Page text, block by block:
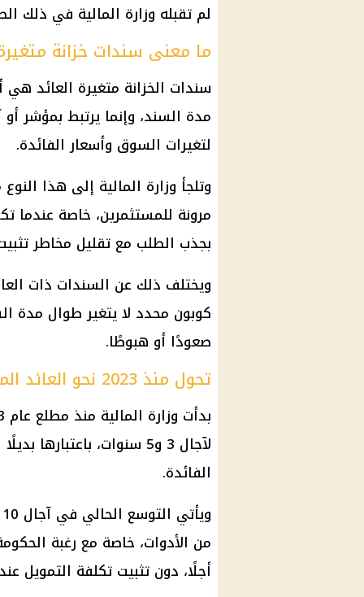
لم تقبله وزارة المالية في ذلك
ما معنى سندات خزانة
سندات الخزانة متغيرة العائد
مدة السند، وإنما يرتبط بمؤشر أو
لتغيرات السوق وأسعار الفائدة.
وتلجأ وزارة المالية إلى هذا
مرونة للمستثمرين، خاصة عندما
بجذب الطلب مع تقليل مخاطر
ويختلف ذلك عن السندات ذات
كوبون محدد لا يتغير طوال مدة
صعودًا أو هبوطًا.
تحول منذ 2023 نحو العائد المتغير
بدأت وزارة المالية
لآجال 3 و5 سنوات، باعتبارها بديلًا للأدوات ذات العائد الثابت في ظل تغيرات
الفائدة.
من الأدوات، خاصة مع رغبة
أجلًا، دون تثبيت تكلفة التمويل